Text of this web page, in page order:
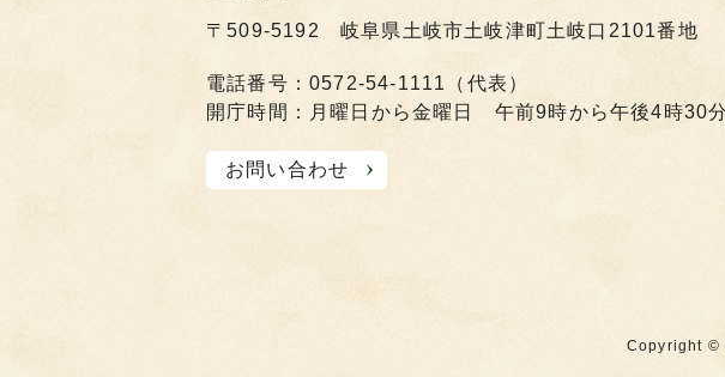
〒509-5192 岐阜県土岐市土岐津町土岐口2101番地
電話番号：0572-54-1111（代表）
開庁時間：月曜日から金曜日 午前9時から午後4時30
お問い合わせ
Copyright ©